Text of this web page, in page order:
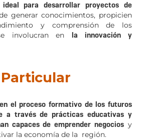
ideal para desarrollar proyectos de
generar conocimientos, propicien
y comprensión de los
involucran enla innovación y
el proceso formativo de los futuros
a través de prácticas educativas y
capaces de emprender negocios y
la economía de la región.